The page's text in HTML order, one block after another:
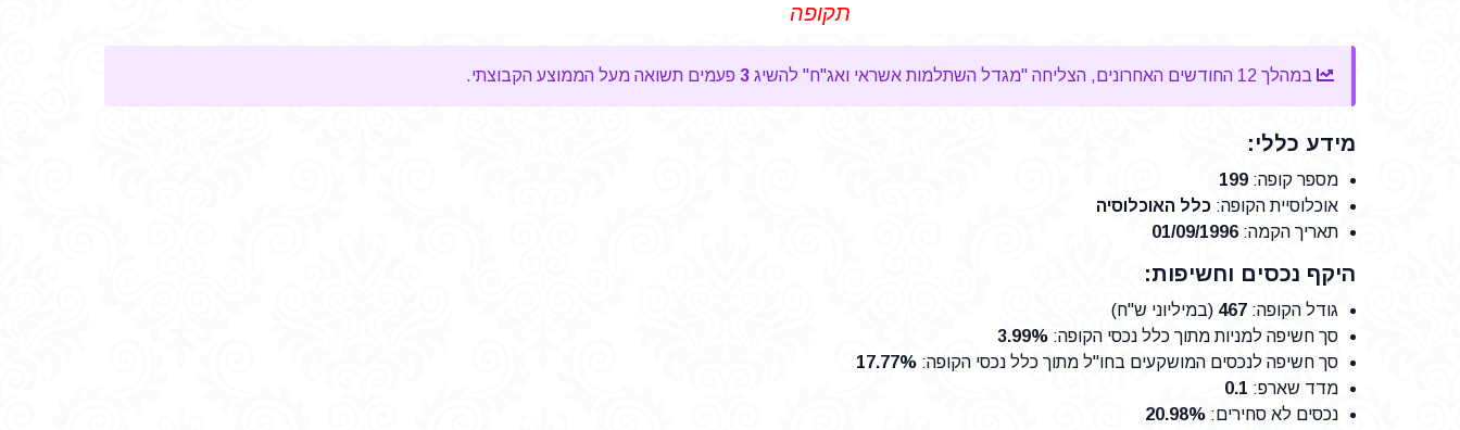
תקופה
במהלך 12 החודשים האחרונים, הצליחה "מגדל השתלמות אשראי ואג"ח" להשיג 3 פעמים תשואה מעל הממוצע הקבוצתי.
מידע כללי:
מספר קופה:
199
אוכלוסיית הקופה: כלל האוכלוסיה
תאריך הקמה:
01/09/1996
היקף נכסים וחשיפות:
גודל הקופה:
467 (במיליוני ש"ח)
סך חשיפה למניות מתוך כלל נכסי הקופה:
3.99%
סך חשיפה לנכסים המושקעים בחו"ל מתוך כלל נכסי הקופה:
17.77%
מדד שארפ:
0.1
נכסים לא סחירים:
20.98%